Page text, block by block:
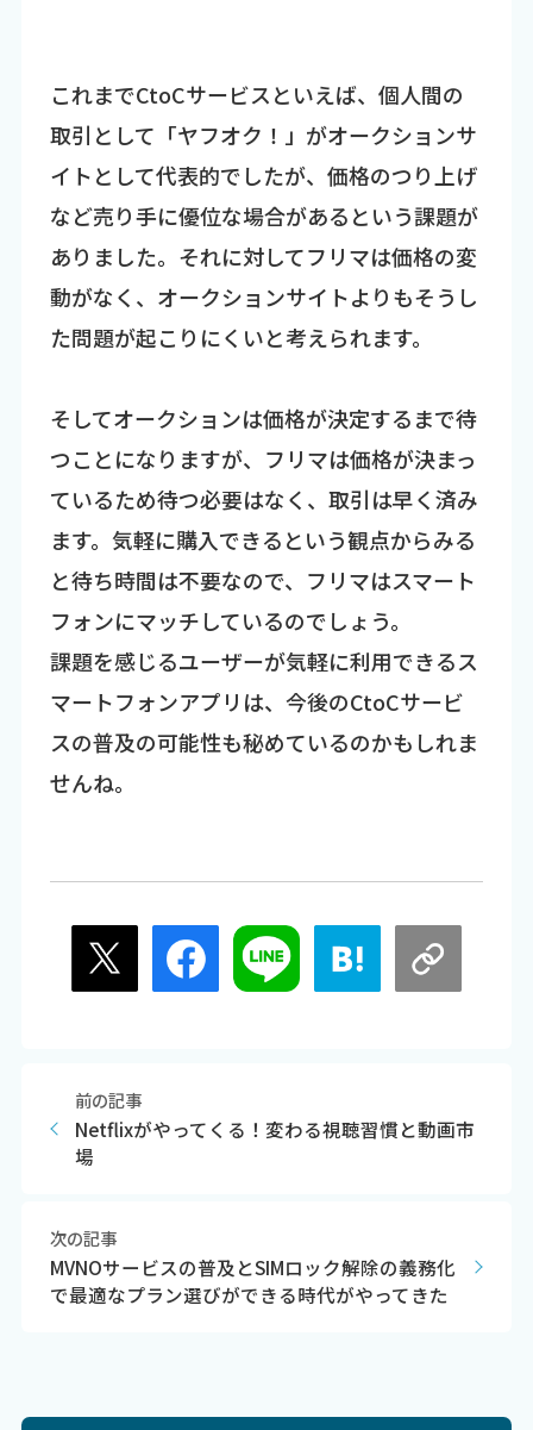
これまでCtoCサービスといえば、個人間の
取引として「ヤフオク！」がオークションサ
イトとして代表的でしたが、価格のつり上げ
など売り手に優位な場合があるという課題が
ありました。それに対してフリマは価格の変
動がなく、オークションサイトよりもそうし
た問題が起こりにくいと考えられます。
そしてオークションは価格が決定するまで待
つことになりますが、フリマは価格が決まっ
ているため待つ必要はなく、取引は早く済み
ます。気軽に購入できるという観点からみる
と待ち時間は不要なので、フリマはスマート
フォンにマッチしているのでしょう。
課題を感じるユーザーが気軽に利用できるス
マートフォンアプリは、今後のCtoCサービ
スの普及の可能性も秘めているのかもしれま
せんね。
前の記事
Netflixがやってくる！変わる視聴習慣と動画市
場
次の記事
MVNOサービスの普及とSIMロック解除の義務化
で最適なプラン選びができる時代がやってきた